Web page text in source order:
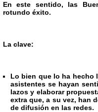
En este sentido, las
rotundo éxito.
La clave:
Lo bien que lo ha hecho
asistentes se hayan
lazos y elaborar
extra que, a su vez, han
de difusión en las redes.